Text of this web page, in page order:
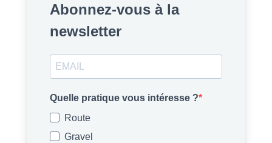
Abonnez-vous à la
newsletter
Quelle pratique vous intéresse ?
Route
Gravel